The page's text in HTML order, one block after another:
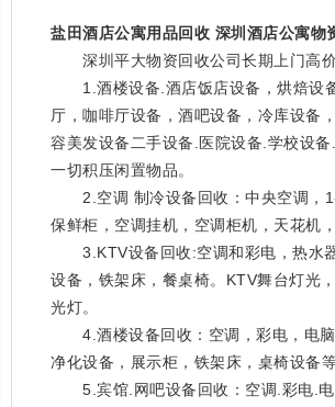
盐田酒店公寓用品回收 深圳酒店公寓物
深圳平大物资回收公司长期上门高
1.酒楼设备.酒店饭店设备，烘焙设备
厅，咖啡厅设备，酒吧设备，冷库设备
容美发设备二手设备.医院设备.学校设
一切积压闲置物品。
2.空调 制冷设备回收：中央空调，1-
保鲜柜，空调挂机，空调柜机，天花机
3.KTV设备回收:空调和彩电，热水器
设备，铁架床，餐桌椅。KTV舞台灯光
光灯。
4.酒楼设备回收：空调，彩电，电脑
净化设备，展示柜，铁架床，桌椅设备等
5.宾馆.网吧设备回收：空调.彩电.电